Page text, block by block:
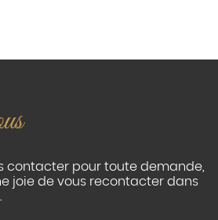
contacter pour toute demande,
joie de vous recontacter dans